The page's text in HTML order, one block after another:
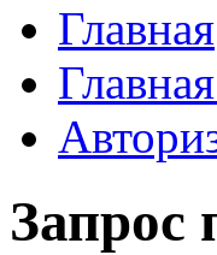
Главная
Запрос